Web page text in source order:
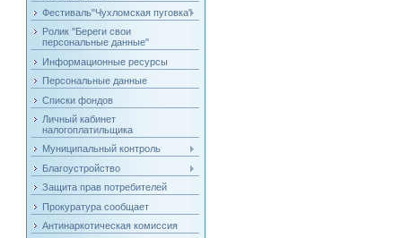
Фестиваль"Чухломская пуговка"
Ролик "Береги свои
персональные данные"
Информационные ресурсы
Персональные данные
Списки фондов
Личный кабинет
налогоплатильщика
Муниципальный контроль
Благоустройство
Защита прав потребителей
Прокуратура сообщает
Антинаркотическая комиссия